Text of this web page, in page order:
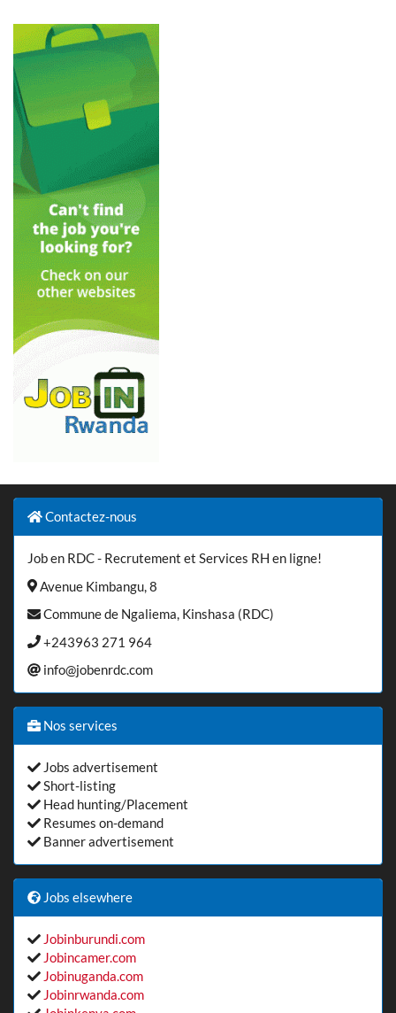
Contactez-nous
Job en RDC - Recrutement et Services RH en ligne!
Avenue Kimbangu, 8
Commune de Ngaliema, Kinshasa (RDC)
+243963 271 964
info@jobenrdc.com
Nos services
Jobs advertisement
Short-listing
Head hunting/Placement
Resumes on-demand
Banner advertisement
Jobs elsewhere
Jobinburundi.com
Jobincamer.com
Jobinuganda.com
Jobinrwanda.com